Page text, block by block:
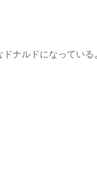
ナルドになっている